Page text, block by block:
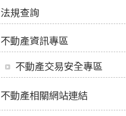
法規查詢
不動產資訊專區
不動產交易安全專區
不動產相關網站連結